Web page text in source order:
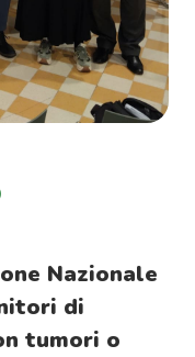
Nazionale
di
tumori o